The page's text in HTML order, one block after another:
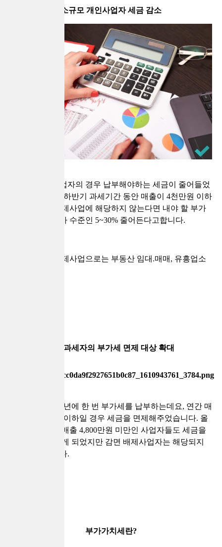
소규모 개인사업자 세금 감소
소규모 개인사업자의 경우 납부해야하는 세금이 줄어들었
는데요, 2020년 하반기 과세기간 동안 매출이 4천만원 이하
이면서 감면 배제사업에 해당하지 않는다면 내야 할 부가
세가 간이과세자 수준인 5~30% 줄어든다고합니다.
여기서 감면 배제사업으로는 부동산 임대.매매, 유흥업소
간이과세자의 부가세 면제 대상 확대
간이과세자는 1년에 한 번 부가세를 납부하는데요, 연간 매
출이 3,000만원 이하일 경우 세금을 면제해주었습니다. 올
해부터는 연간 매출 4,800만원 미만인 사업자들도 세금을
면제받을 수 있게 되었지만 감면 배제사업자는 해당되지
않는다고 합니다.
부가가치세란?